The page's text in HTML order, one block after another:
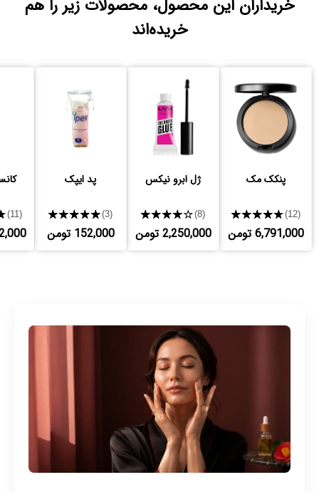
خریداران این محصول، محصولات زیر را هم
خریده‌اند
پنکک مک
★★★★★(12)
6,791,000 تومن
ژل ابرو نیکس
★★★★★(8)
2,250,000 تومن
پد ایپک
★★★★★(3)
152,000 تومن
(11)